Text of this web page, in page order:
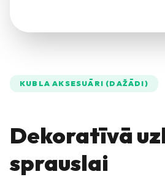
KUBLA AKSESUĀRI (DAŽĀDI)
Dekoratīvā
sprauslai